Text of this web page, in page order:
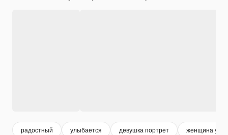
радостный улыбается девушка портрет женщина